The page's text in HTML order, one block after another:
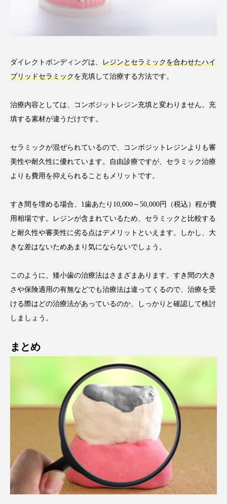
ダイレクトボンディングは、
レジンとセラミックを合わせたハイ
ブリッドセラミック を充填して治療する方法です。
治療内容としては、コンポジットレジン充填と変わりません。充
填する素材が違うだけです。
セラミックが混ぜられているので、コンポジットレジンよりも審
美性や耐久性に優れています。自由診療ですが、セラミック治療
よりも費用を抑えられることもメリットです。
すき間を埋める場合、1歯あたり10,000～50,000円（税込）程が費
用相場です。レジンが含まれているため、セラミックと比較する
と耐久性や審美性に劣る点はデメリットといえます。しかし、大
きな差はないためあまり気にならないでしょう。
このように、矮小歯の治療法はさまざまあります。すき間の大き
さや保険適用の有無などでも治療法は違ってくるので、治療を受
ける際はどの治療法があっているのか、しっかりと確認して検討
しましょう。
まとめ